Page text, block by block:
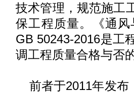
技术管理，规范施工
保工程质量。《通
GB 50243-2016是工
调工程质量合格与否
前者于2011年发布